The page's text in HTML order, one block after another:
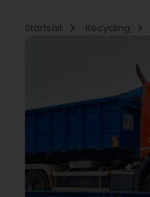
Startsäit Recycling